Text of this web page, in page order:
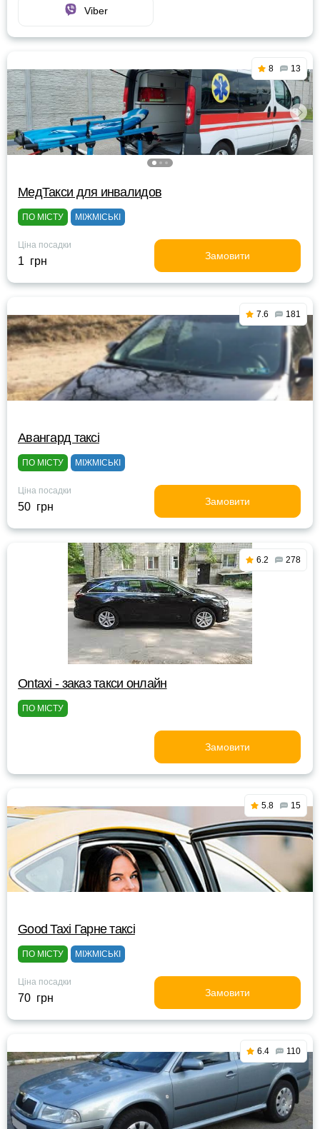
Viber
8 13
МедТакси для инвалидов
ПО МІСТУ МІЖМІСЬКІ
Ціна посадки
1 грн Замовити
7.6 181
Авангард таксі
ПО МІСТУ МІЖМІСЬКІ
Ціна посадки
50 грн Замовити
6.2 278
Ontaxi - заказ такси онлайн
ПО МІСТУ
Замовити
5.8 15
Good Taxi Гарне таксi
ПО МІСТУ МІЖМІСЬКІ
Ціна посадки
70 грн Замовити
6.4 110